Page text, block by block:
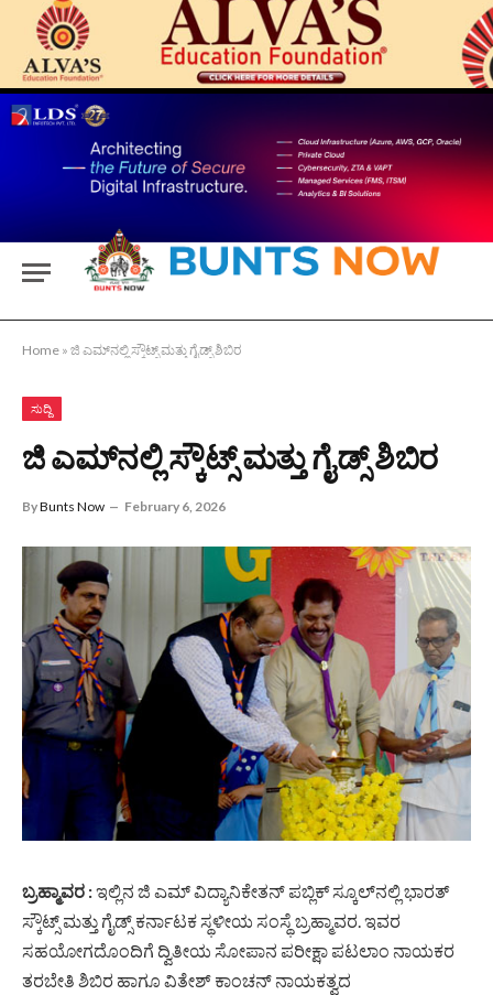
Home » ಜಿ ಎಮ್‌ನಲ್ಲಿ ಸ್ಕೌಟ್ಸ್ ಮತ್ತು ಗೈಡ್ಸ್ ಶಿಬಿರ
ಸುದ್ದಿ
ಜಿ ಎಮ್‌ನಲ್ಲಿ ಸ್ಕೌಟ್ಸ್ ಮತ್ತು ಗೈಡ್ಸ್ ಶಿಬಿರ
ByBunts Now February 6, 2026
ಬ್ರಹ್ಮಾವರ :ಇಲ್ಲಿನ ಜಿ ಎಮ್ ವಿದ್ಯಾನಿಕೇತನ್ ಪಬ್ಲಿಕ್ ಸ್ಕೂಲ್‌ನಲ್ಲಿ ಭಾರತ್
ಸ್ಕೌಟ್ಸ್ ಮತ್ತು ಗೈಡ್ಸ್ ಕರ್ನಾಟಕ ಸ್ಥಳೀಯ ಸಂಸ್ಥೆ ಬ್ರಹ್ಮಾವರ. ಇವರ
ಸಹಯೋಗದೊಂದಿಗೆ ದ್ವಿತೀಯ ಸೋಪಾನ ಪರೀಕ್ಷಾ ಪಟಲಾಂ ನಾಯಕರ
ತರಬೇತಿ ಶಿಬಿರ ಹಾಗೂ ವಿತೇಶ್ ಕಾಂಚನ್ ನಾಯಕತ್ವದ